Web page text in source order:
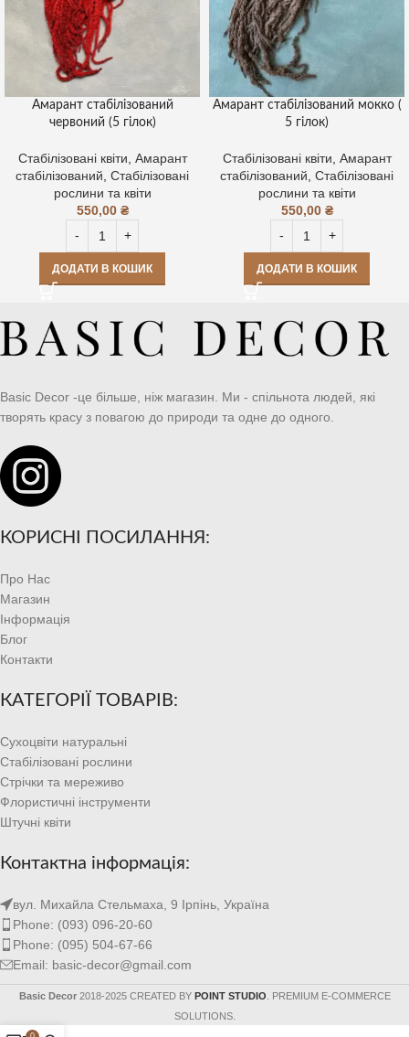
Амарант стабілізований
червоний (5 гілок)
Стабілізовані квіти Амарант
стабілізований Стабілізовані
рослини та квіти
550,00 ₴
ДОДАТИ В КОШИК
Амарант стабілізований мокко (
5 гілок)
Стабілізовані квіти Амарант
стабілізований Стабілізовані
рослини та квіти
550,00 ₴
ДОДАТИ В КОШИК
Basic Decor -це більше, ніж магазин. Ми - спільнота людей, які
творять красу з повагою до природи та одне до одного.
КОРИСНІ ПОСИЛАННЯ:
Про Нас
Магазин
Інформація
Блог
Контакти
КАТЕГОРІЇ ТОВАРІВ:
Сухоцвіти натуральні
Стабілізовані рослини
Стрічки та мереживо
Флористичні інструменти
Штучні квіти
Контактна інформація:
вул. Михайла Стельмаха, 9 Ірпінь, Україна
Phone: (093) 096-20-60
Phone: (095) 504-67-66
Email: basic-decor@gmail.com
Basic Decor 2018-2025 CREATED BY POINT STUDIO . PREMIUM E-COMMERCE
SOLUTIONS.